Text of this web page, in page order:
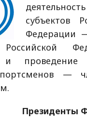
субъектов
Федерации
Российской
и проведение
—
Президенты